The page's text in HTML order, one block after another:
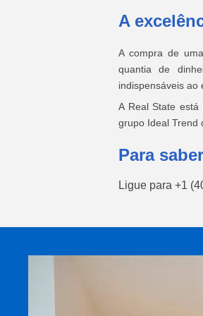
A
A compra de
quantia de
indispensáveis ao
A Real State
grupo Ideal Trend
Para
Ligue para +1